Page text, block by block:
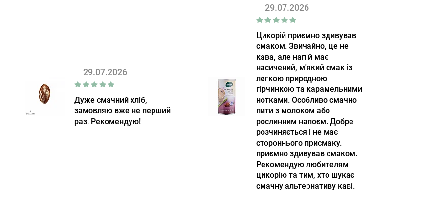
29.07.2026
Дуже смачний хліб,
замовляю вже не перший
раз. Рекомендую!
29.07.2026
Цикорій приємно здивував
смаком. Звичайно, це не
кава, але напій має
насичений, м'який смак із
легкою природною
гірчинкою та карамельними
нотками. Особливо смачно
пити з молоком або
рослинним напоєм. Добре
розчиняється і не має
стороннього присмаку.
приємно здивував смаком.
Рекомендую любителям
цикорію та тим, хто шукає
смачну альтернативу каві.